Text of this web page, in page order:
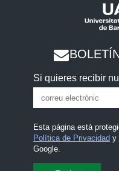
Si quieres recibir
Esta página está
Política de Privacidad y
Google.